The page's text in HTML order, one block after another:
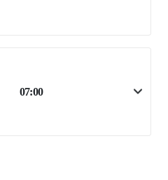
07:00